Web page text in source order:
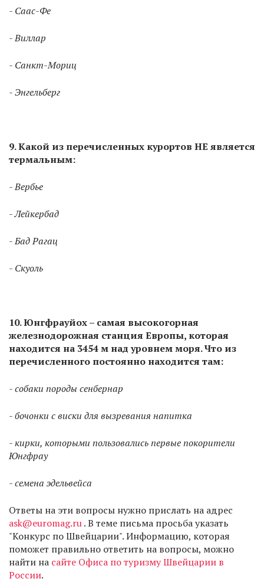
- Саас-Фе
- Виллар
- Санкт-Мориц
- Энгельберг
9. Какой из перечисленных курортов НЕ является
термальным:
- Вербье
- Лейкербад
- Бад Рагац
- Скуоль
10. Юнгфрауйох – самая высокогорная
железнодорожная станция Европы, которая
находится на 3454 м над уровнем моря. Что из
перечисленного постоянно находится там:
- собаки породы сенбернар
- бочонки с виски для вызревания напитка
- кирки, которыми пользовались первые покорители
Юнгфрау
- семена эдельвейса
Ответы на эти вопросы нужно прислать на адрес
ask@euromag.ru. В теме письма просьба указать
"Конкурс по Швейцарии". Информацию, которая
поможет правильно ответить на вопросы, можно
найти на сайте Офиса по туризму Швейцарии в
России.